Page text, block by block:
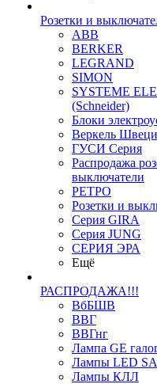
Розетки и
ABB
BERKER
LEGRAND
SIMON
SYSTEME
(Schneider)
Блоки
Веркель
ГУСИ Серия
Распродажа
выключатели
РЕТРО
Розетки и
Серия GIRA
Серия JUNG
СЕРИЯ ЭРА
Ещё
РАСПРОДАЖА!!!
ВбБШВ
ВВГ
ВВГнг
Лампа GE
Лампы LED
Лампы КЛЛ